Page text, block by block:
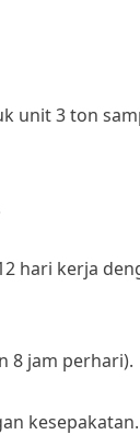
unit 3 ton
hari kerja
8 jam perhari).
kesepakatan.